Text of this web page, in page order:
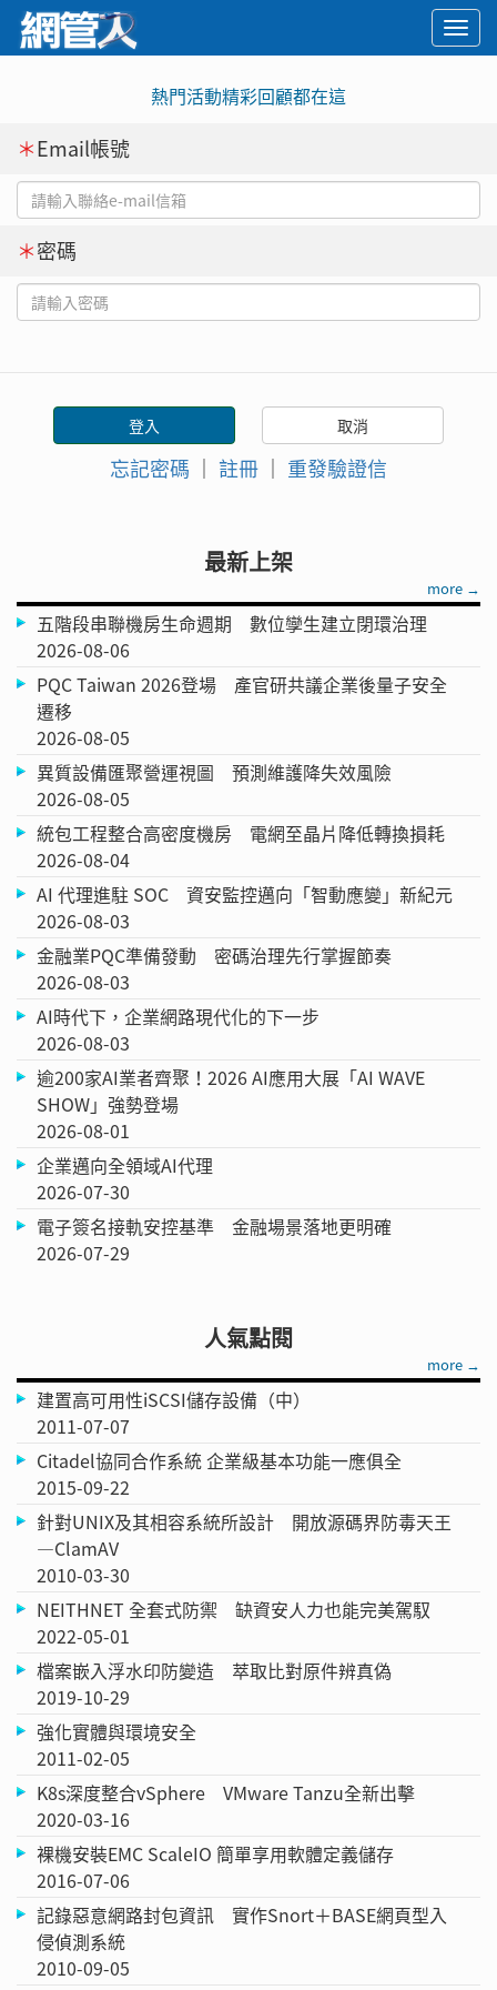
熱門活動精彩回顧都在這
＊Email帳號
＊密碼
忘記密碼 ｜ 註冊 ｜ 重發驗證信
最新上架
more →
五階段串聯機房生命週期 數位孿生建立閉環治理
2026-08-06
PQC Taiwan 2026登場 產官研共議企業後量子安全
遷移
2026-08-05
異質設備匯聚營運視圖 預測維護降失效風險
2026-08-05
統包工程整合高密度機房 電網至晶片降低轉換損耗
2026-08-04
AI 代理進駐 SOC 資安監控邁向「智動應變」新紀元
2026-08-03
金融業PQC準備發動 密碼治理先行掌握節奏
2026-08-03
AI時代下，企業網路現代化的下一步
2026-08-03
逾200家AI業者齊聚！2026 AI應用大展「AI WAVE
SHOW」強勢登場
2026-08-01
企業邁向全領域AI代理
2026-07-30
電子簽名接軌安控基準 金融場景落地更明確
2026-07-29
人氣點閱
more →
建置高可用性iSCSI儲存設備（中）
2011-07-07
Citadel協同合作系統 企業級基本功能一應俱全
2015-09-22
針對UNIX及其相容系統所設計 開放源碼界防毒天王
—ClamAV
2010-03-30
NEITHNET 全套式防禦 缺資安人力也能完美駕馭
2022-05-01
檔案嵌入浮水印防變造 萃取比對原件辨真偽
2019-10-29
強化實體與環境安全
2011-02-05
K8s深度整合vSphere VMware Tanzu全新出擊
2020-03-16
裸機安裝EMC ScaleIO 簡單享用軟體定義儲存
2016-07-06
記錄惡意網路封包資訊 實作Snort＋BASE網頁型入
侵偵測系統
2010-09-05